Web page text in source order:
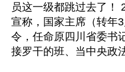
员这一级都跳过去了！
宣称，国家主席（转年
令，任命原四川省委书
接罗干的班、当中央政